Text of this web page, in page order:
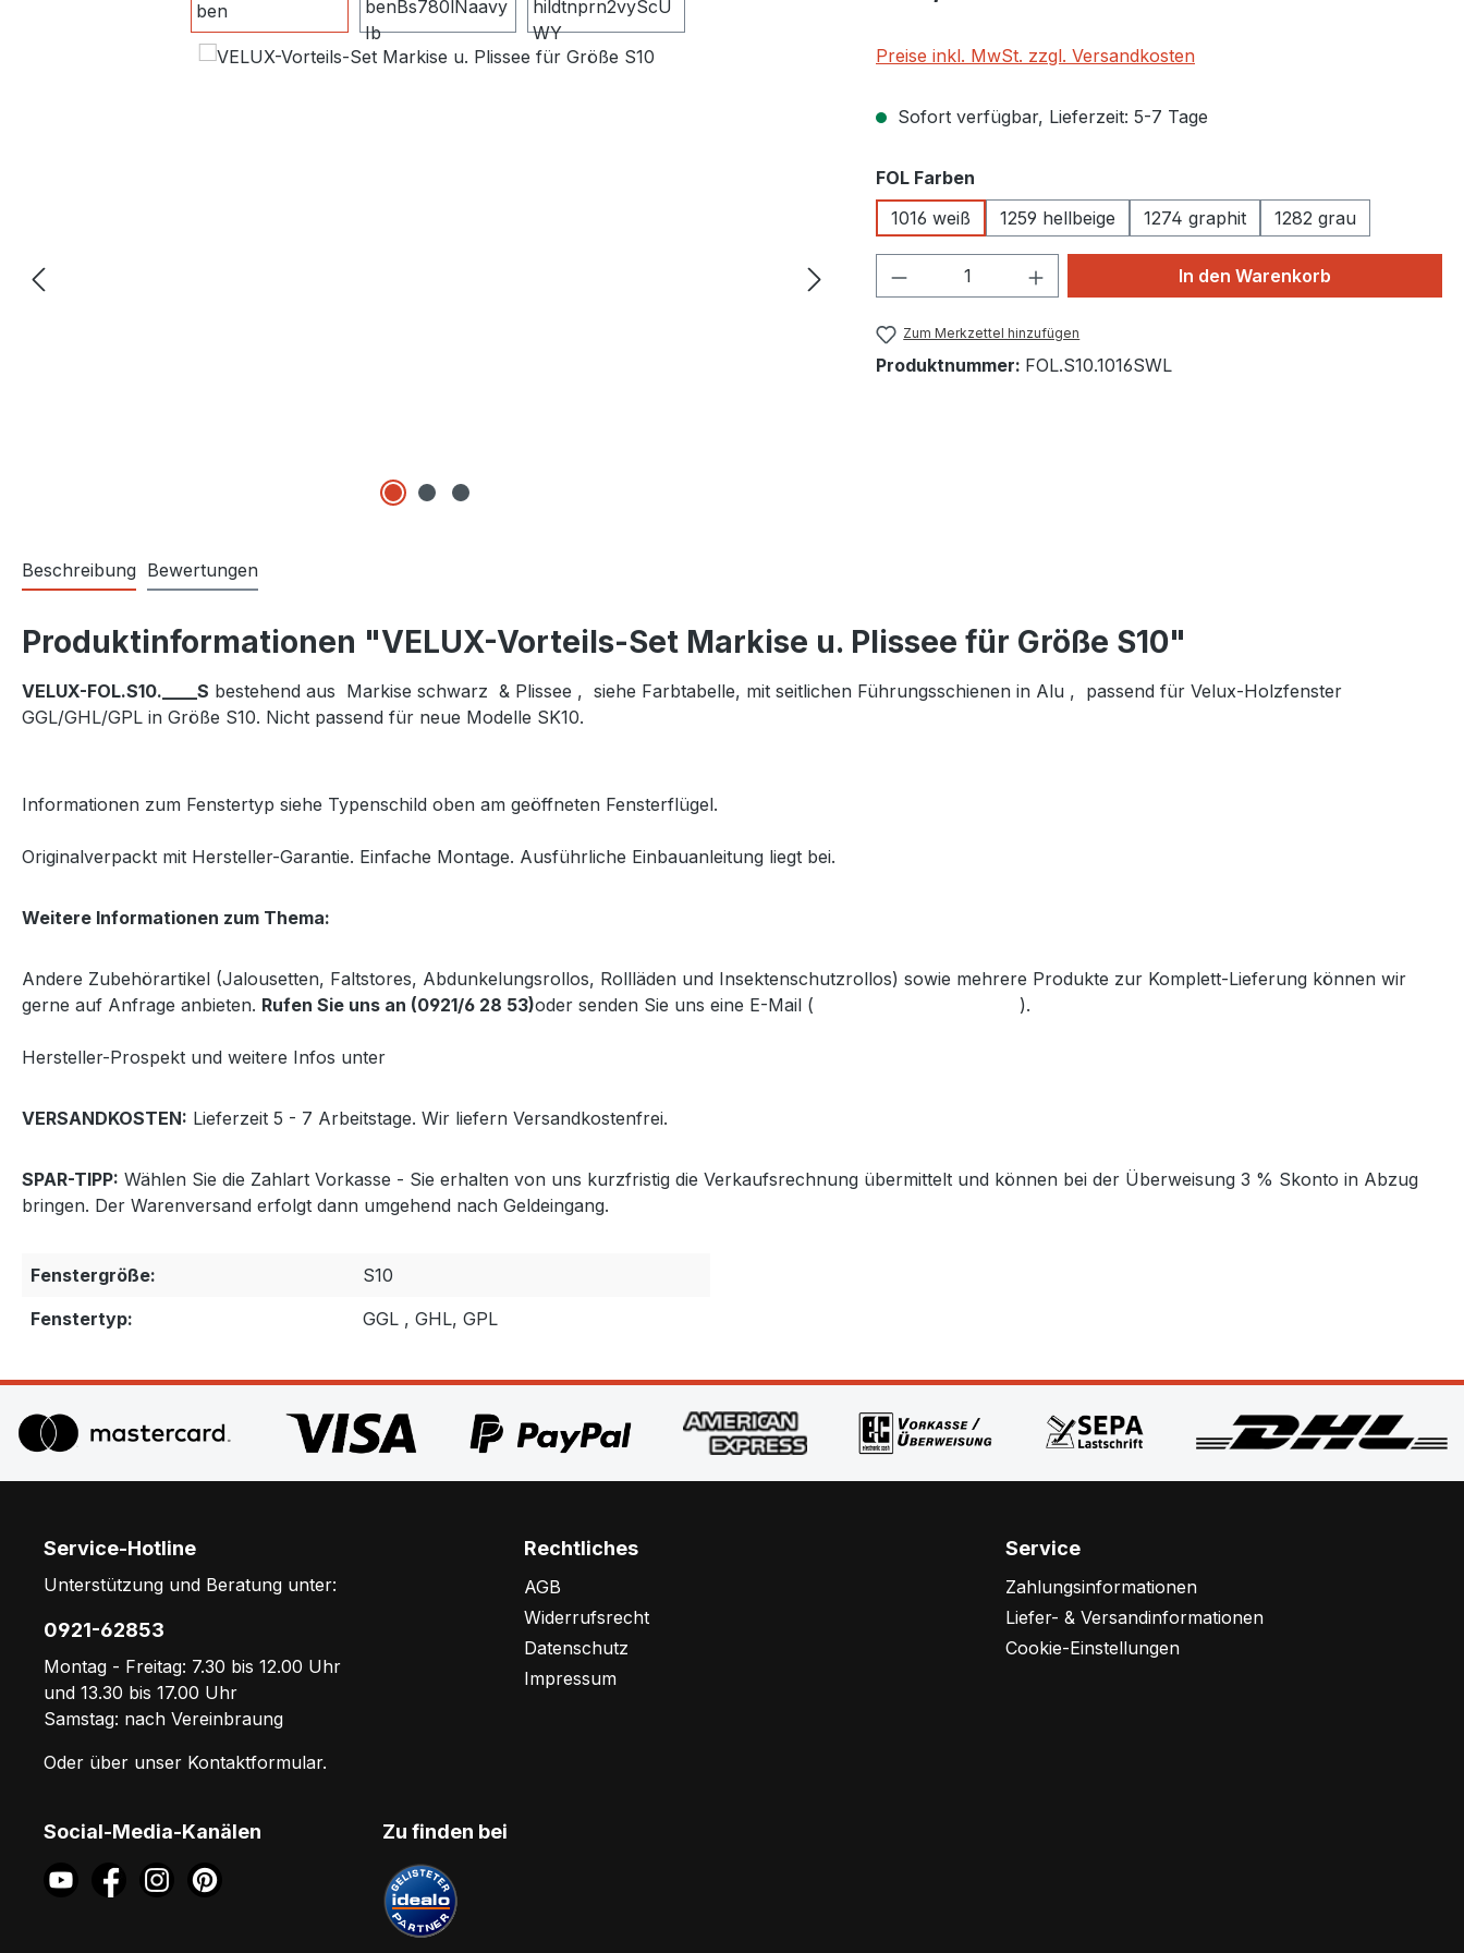
Preise inkl. MwSt. zzgl. Versandkosten
Sofort verfügbar, Lieferzeit: 5-7 Tage
FOL Farben
1016 weiß
1259 hellbeige 1274 graphit 1282 grau
Produkt Anzahl: Gib den gewünschten Wert
In den Warenkorb
Zum Merkzettel hinzufügen
Produktnummer: FOL.S10.1016SWL
Beschreibung Bewertungen
Produktinformationen "VELUX-Vorteils-Set Markise u. Plissee für Größe S10"
VELUX-FOL.S10.____S bestehend aus Markise schwarz & Plissee , siehe Farbtabelle, mit seitlichen Führungsschienen in Alu , passend für Velux-Holzfenster
GGL/GHL/GPL in Größe S10. Nicht passend für neue Modelle SK10.
Informationen zum Fenstertyp siehe Typenschild oben am geöffneten Fensterflügel.
Originalverpackt mit Hersteller-Garantie. Einfache Montage. Ausführliche Einbauanleitung liegt bei.
Weitere Informationen zum Thema:
Andere Zubehörartikel (Jalousetten, Faltstores, Abdunkelungsrollos, Rollläden und Insektenschutzrollos) sowie mehrere Produkte zur Komplett-Lieferung können wir
gerne auf Anfrage anbieten. Rufen Sie uns an (0921/6 28 53)oder senden Sie uns eine E-Mail ( ).
Hersteller-Prospekt und weitere Infos unter
VERSANDKOSTEN: Lieferzeit 5 - 7 Arbeitstage. Wir liefern Versandkostenfrei.
SPAR-TIPP: Wählen Sie die Zahlart Vorkasse - Sie erhalten von uns kurzfristig die Verkaufsrechnung übermittelt und können bei der Überweisung 3 % Skonto in Abzug
bringen. Der Warenversand erfolgt dann umgehend nach Geldeingang.
Fenstergröße:
S10
Fenstertyp:
GGL , GHL, GPL
Service-Hotline
Unterstützung und Beratung unter:
0921-62853
Montag - Freitag: 7.30 bis 12.00 Uhr
und 13.30 bis 17.00 Uhr
Samstag: nach Vereinbraung
Oder über unser Kontaktformular.
Rechtliches
AGB
Widerrufsrecht
Datenschutz
Impressum
Service
Zahlungsinformationen
Liefer- & Versandinformationen
Cookie-Einstellungen
Social-Media-Kanälen Zu finden bei